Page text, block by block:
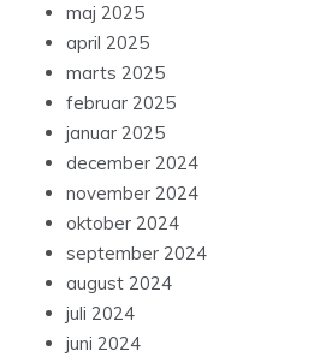
maj 2025
april 2025
marts 2025
februar 2025
januar 2025
december 2024
november 2024
oktober 2024
september 2024
august 2024
juli 2024
juni 2024